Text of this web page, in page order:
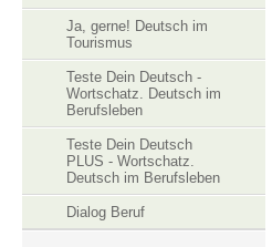
Ja, gerne! Deutsch im
Tourismus
Teste Dein Deutsch -
Wortschatz. Deutsch im
Berufsleben
Teste Dein Deutsch
PLUS - Wortschatz.
Deutsch im Berufsleben
Dialog Beruf